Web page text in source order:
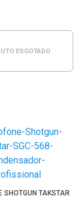
ESGOTADO
SHOTGUN TAKSTAR